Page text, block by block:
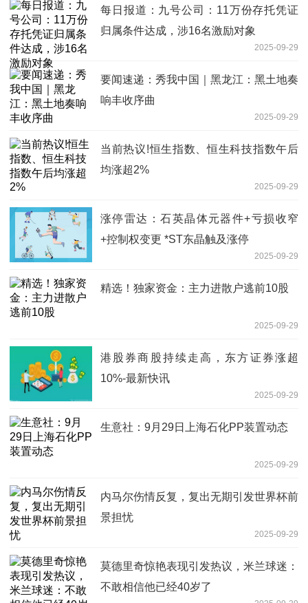
每日报道：九号公司：11万份存托凭证
归属条件达成，涉16名激励对象
2025-09-29
要闻速递：秀我中国｜黑龙江：黑土地奏
响丰收序曲
2025-09-29
当前热议!恒生指数、恒生科技指数午后
均涨超2%
2025-09-29
涨停雷达：石英晶体元器件+亏损收窄
+控制权变更 *ST东晶触及涨停
2025-09-29
精选！独家资金：主力进散户逃前10股
2025-09-29
港股券商股持续走高，东方证券涨超
10%-最新快讯
2025-09-29
生意社：9月29日上海石化PP装置动态
2025-09-29
内马尔伤情反复，复出无期引发世界杯前
景担忧
2025-09-29
莫德里奇惊艳表现引发热议，米兰球迷：
不敢相信他已经40岁了